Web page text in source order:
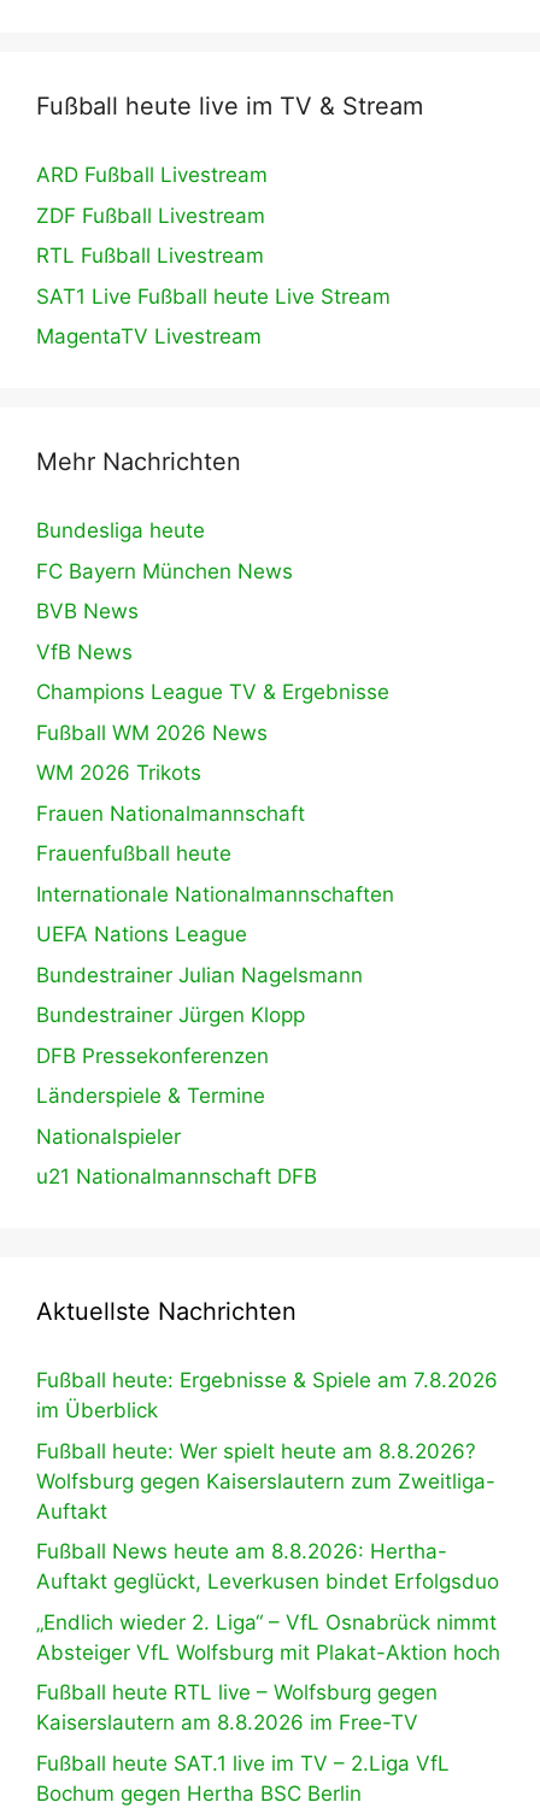
Fußball heute live im TV & Stream
ARD Fußball Livestream
ZDF Fußball Livestream
RTL Fußball Livestream
SAT1 Live Fußball heute Live Stream
MagentaTV Livestream
Mehr Nachrichten
Bundesliga heute
FC Bayern München News
BVB News
VfB News
Champions League TV & Ergebnisse
Fußball WM 2026 News
WM 2026 Trikots
Frauen Nationalmannschaft
Frauenfußball heute
Internationale Nationalmannschaften
UEFA Nations League
Bundestrainer Julian Nagelsmann
Bundestrainer Jürgen Klopp
DFB Pressekonferenzen
Länderspiele & Termine
Nationalspieler
u21 Nationalmannschaft DFB
Aktuellste Nachrichten
Fußball heute: Ergebnisse & Spiele am 7.8.2026
im Überblick
Fußball heute: Wer spielt heute am 8.8.2026?
Wolfsburg gegen Kaiserslautern zum Zweitliga-
Auftakt
Fußball News heute am 8.8.2026: Hertha-
Auftakt geglückt, Leverkusen bindet Erfolgsduo
„Endlich wieder 2. Liga“ – VfL Osnabrück nimmt
Absteiger VfL Wolfsburg mit Plakat-Aktion hoch
Fußball heute RTL live – Wolfsburg gegen
Kaiserslautern am 8.8.2026 im Free-TV
Fußball heute SAT.1 live im TV – 2.Liga VfL
Bochum gegen Hertha BSC Berlin